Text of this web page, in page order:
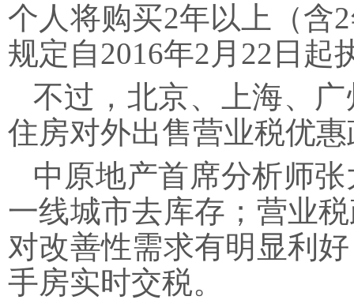
个人将购买2年以上（含
规定自2016年2月22日起
不过，北京、上海、
住房对外出售营业税优
中原地产首席分析师
一线城市去库存；营业
对改善性需求有明显利
手房实时交税。